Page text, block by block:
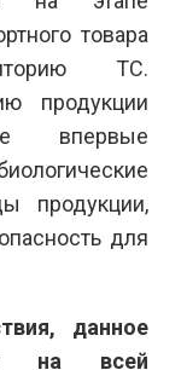
товара
ТС.
продукции
впервые
продукции,
для
данное
на всей